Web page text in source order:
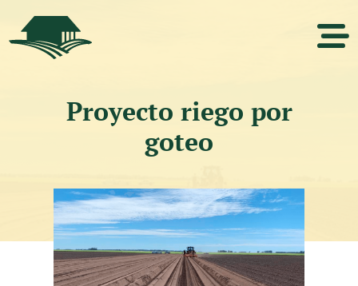
Proyecto riego por
goteo